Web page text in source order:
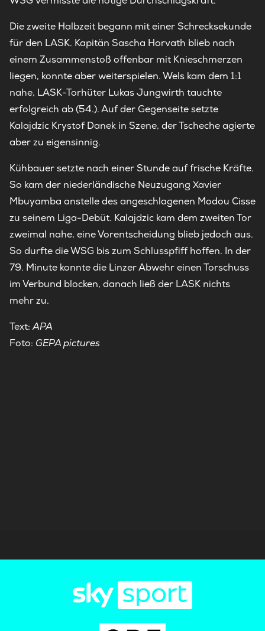
Die zweite Halbzeit begann mit einer Schrecksekunde
für den LASK. Kapitän Sascha Horvath blieb nach
einem Zusammenstoß offenbar mit Knieschmerzen
liegen, konnte aber weiterspielen. Wels kam dem 1:1
nahe, LASK-Torhüter Lukas Jungwirth tauchte
erfolgreich ab (54.). Auf der Gegenseite setzte
Kalajdzic Krystof Danek in Szene, der Tscheche agierte
aber zu eigensinnig.
Kühbauer setzte nach einer Stunde auf frische Kräfte.
So kam der niederländische Neuzugang Xavier
Mbuyamba anstelle des angeschlagenen Modou Cisse
zu seinem Liga-Debüt. Kalajdzic kam dem zweiten Tor
zweimal nahe, eine Vorentscheidung blieb jedoch aus.
So durfte die WSG bis zum Schlusspfiff hoffen. In der
79. Minute konnte die Linzer Abwehr einen Torschuss
im Verbund blocken, danach ließ der LASK nichts
mehr zu.
Text:APA
Foto: GEPA pictures